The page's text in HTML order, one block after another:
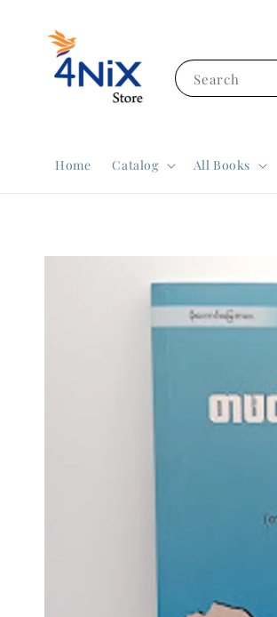
Search
Home Catalog All Books